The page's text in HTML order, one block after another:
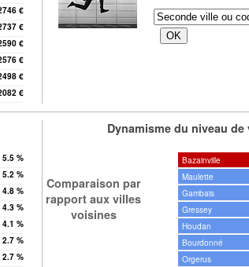
€
€
€
€
€
€
5.5 %
5.2 %
4.8 %
4.3 %
4.1 %
2.7 %
2.7 %
Dynamisme du niveau de
Comparaison par
rapport aux villes
voisines
Bazainville
Maulette
Gambais
Gressey
Houdan
Bourdonné
Orgerus